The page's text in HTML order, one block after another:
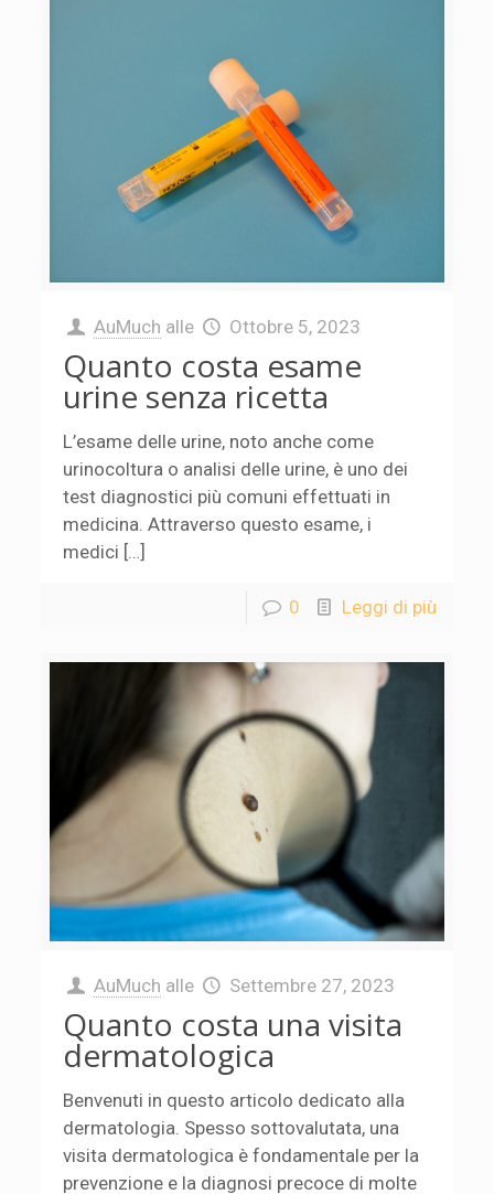
AuMuch alle Ottobre 5, 2023
Quanto costa esame
urine senza ricetta
L’esame delle urine, noto anche come
urinocoltura o analisi delle urine, è uno dei
test diagnostici più comuni effettuati in
medicina. Attraverso questo esame, i
medici […]
0 Leggi di più
AuMuch alle Settembre 27, 2023
Quanto costa una visita
dermatologica
Benvenuti in questo articolo dedicato alla
dermatologia. Spesso sottovalutata, una
visita dermatologica è fondamentale per la
prevenzione e la diagnosi precoce di molte